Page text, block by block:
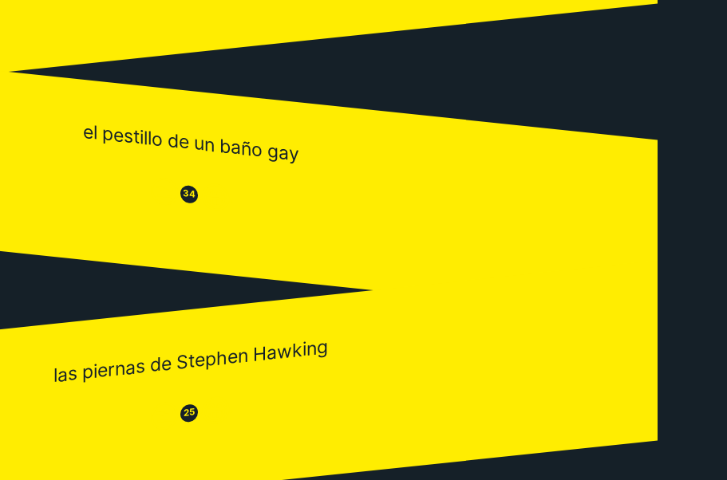
el pestillo de un baño gay
😒34😂
las piernas de Stephen Hawking
😒 25 😂